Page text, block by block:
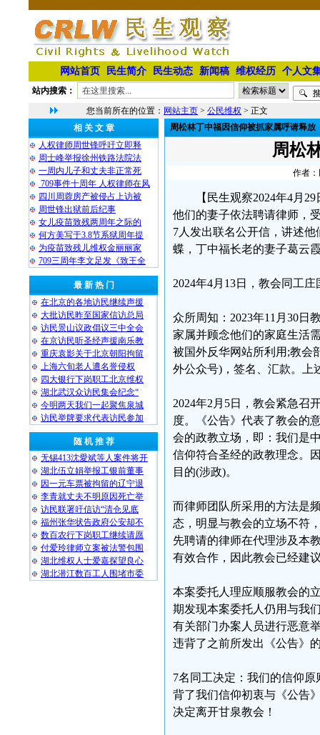
网站首页 民生简介 民生动态 新闻稿 维权经历 个人文
站内搜索：
您当前所在的位置： 网站主页 > 公民维权 > 正文
相 关 文 章
人权律师周世锋呼吁立即释
周士峰举报徐州铁路法院法
一周内儿子和丈夫非正常死
709事件十周年 人权律师在风
四川周蓉房产被侵占上访被
周世锋出狱前后纪事
女儿疫苗致残两周年之际的
何方美写于3.8节系狱周年提
为疫苗致残儿维权金丽丽家
709三周年李文足发《致王全
最 新 热 门
在北京的各地访民继续声援
大批访民昨至国家信访总局
访民景山议政倡议三中全会
在京访民听圣经声援南乐教
重庆袁影关于北京朝阳拘留
上海六旬老人遭名誉侵权
四大银行下岗职工北京维权
湖北武汉众访民集会纪念“
今明两天我们一起聚焦泉城
访民举牌要求代表访民参加
随 机 推 荐
无锡413沈愛斌等人案件将开
湖北伍立娟举报工银前董事
因一元车票被拘留的辽宁退
李青就丈夫不明原因死亡举
访民联署吁信访“清仓见底
福州张华状告政府公安却不
数百农行下岗职工继续请愿
付爱玲律师立案被法警包围
湖北维权人士爱嘉探望良心
湖北潜江数百工人围堵市委
周松林丁中福因信仰被抓家属呼请释放
周松
作者：
【民生观察2024年4月
他们的妻子依法聘请律师，
7人发出联名公开信，讲述
蝶，丁中福长老的妻子葛云
2024年4月13日，教会同工
众所周知：2023年11月30日
家属并顾念他们的家庭生活
被国外反华网站所利用;教会
外公众号)，签名、汇款。上
2024年2月5日，教会紧急召
度。《公告》代表了教会的
会的政教立场，即：我们是
信仰符合圣经的政教理念。
目的(涉政)。
而律师团队所采用的方法是
态，明显与教会的立场不符
先聘请的律师在代理涉及本
有效合作，因此教会已经建
本案委托人理应顺服教会的
期发现本案委托人仍用与我
有关部门办案人员进行恶意
违背了之前所发出《公告》
7名同工决定：我们的信仰
背了我们信仰初衷与《公告
决定离开甘泉教会！